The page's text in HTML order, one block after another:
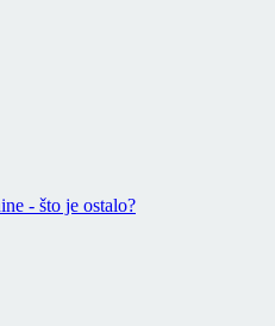
- što je ostalo?